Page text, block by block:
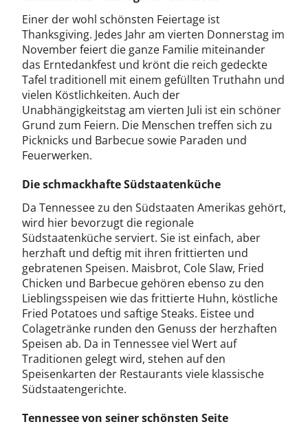
Einer der wohl schönsten Feiertage ist
Thanksgiving. Jedes Jahr am vierten Donnerstag im
November feiert die ganze Familie miteinander
das Erntedankfest und krönt die reich gedeckte
Tafel traditionell mit einem gefüllten Truthahn und
vielen Köstlichkeiten. Auch der
Unabhängigkeitstag am vierten Juli ist ein schöner
Grund zum Feiern. Die Menschen treffen sich zu
Picknicks und Barbecue sowie Paraden und
Feuerwerken.
Die schmackhafte Südstaatenküche
Da Tennessee zu den Südstaaten Amerikas gehört,
wird hier bevorzugt die regionale
Südstaatenküche serviert. Sie ist einfach, aber
herzhaft und deftig mit ihren frittierten und
gebratenen Speisen. Maisbrot, Cole Slaw, Fried
Chicken und Barbecue gehören ebenso zu den
Lieblingsspeisen wie das frittierte Huhn, köstliche
Fried Potatoes und saftige Steaks. Eistee und
Colagetränke runden den Genuss der herzhaften
Speisen ab. Da in Tennessee viel Wert auf
Traditionen gelegt wird, stehen auf den
Speisenkarten der Restaurants viele klassische
Südstaatengerichte.
Tennessee von seiner schönsten Seite